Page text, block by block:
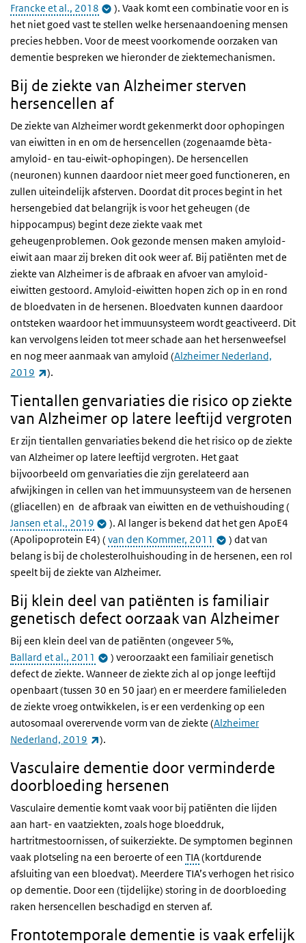
Francke et al., 2018
). Vaak komt een combinatie voor en is
het niet goed vast te stellen welke hersenaandoening mensen
precies hebben. Voor de meest voorkomende oorzaken van
dementie bespreken we hieronder de ziektemechanismen.
Bij de ziekte van Alzheimer sterven
hersencellen af
De ziekte van Alzheimer wordt gekenmerkt door ophopingen
van eiwitten in en om de hersencellen (zogenaamde bèta-
amyloid- en tau-eiwit-ophopingen). De hersencellen
(neuronen) kunnen daardoor niet meer goed functioneren, en
zullen uiteindelijk afsterven. Doordat dit proces begint in het
hersengebied dat belangrijk is voor het geheugen (de
hippocampus) begint deze ziekte vaak met
geheugenproblemen. Ook gezonde mensen maken amyloid-
eiwit aan maar zij breken dit ook weer af. Bij patiënten met de
ziekte van Alzheimer is de afbraak en afvoer van amyloid-
eiwitten gestoord. Amyloid-eiwitten hopen zich op in en rond
de bloedvaten in de hersenen. Bloedvaten kunnen daardoor
ontsteken waardoor het immuunsysteem wordt geactiveerd. Dit
kan vervolgens leiden tot meer schade aan het hersenweefsel
en nog meer aanmaak van amyloid (Alzheimer Nederland,
2019
(externe link)
).
Tientallen genvariaties die risico op ziekte
van Alzheimer op latere leeftijd vergroten
Er zijn tientallen genvariaties bekend die het risico op de ziekte
van Alzheimer op latere leeftijd vergroten. Het gaat
bijvoorbeeld om genvariaties die zijn gerelateerd aan
afwijkingen in cellen van het immuunsysteem van de hersenen
(gliacellen) en de afbraak van eiwitten en de vethuishouding (
Jansen et al., 2019
). Al langer is bekend dat het gen ApoE4
(Apolipoprotein E4) ( van den Kommer, 2011
) dat van
belang is bij de cholesterolhuishouding in de hersenen, een rol
speelt bij de ziekte van Alzheimer.
Bij klein deel van patiënten is familiair
genetisch defect oorzaak van Alzheimer
Bij een klein deel van de patiënten (ongeveer 5%,
Ballard et al., 2011
) veroorzaakt een familiair genetisch
defect de ziekte. Wanneer de ziekte zich al op jonge leeftijd
openbaart (tussen 30 en 50 jaar) en er meerdere familieleden
de ziekte vroeg ontwikkelen, is er een verdenking op een
autosomaal overervende vorm van de ziekte (Alzheimer
Nederland, 2019
(externe link)
).
Vasculaire dementie door verminderde
doorbloeding hersenen
Vasculaire dementie komt vaak voor bij patiënten die lijden
aan hart- en vaatziekten, zoals hoge bloeddruk,
hartritmestoornissen, of suikerziekte. De symptomen beginnen
vaak plotseling na een beroerte of een TIA(kortdurende
afsluiting van een bloedvat). Meerdere TIA’s verhogen het risico
op dementie. Door een (tijdelijke) storing in de doorbloeding
raken hersencellen beschadigd en sterven af.
Frontotemporale dementie is vaak erfelijk